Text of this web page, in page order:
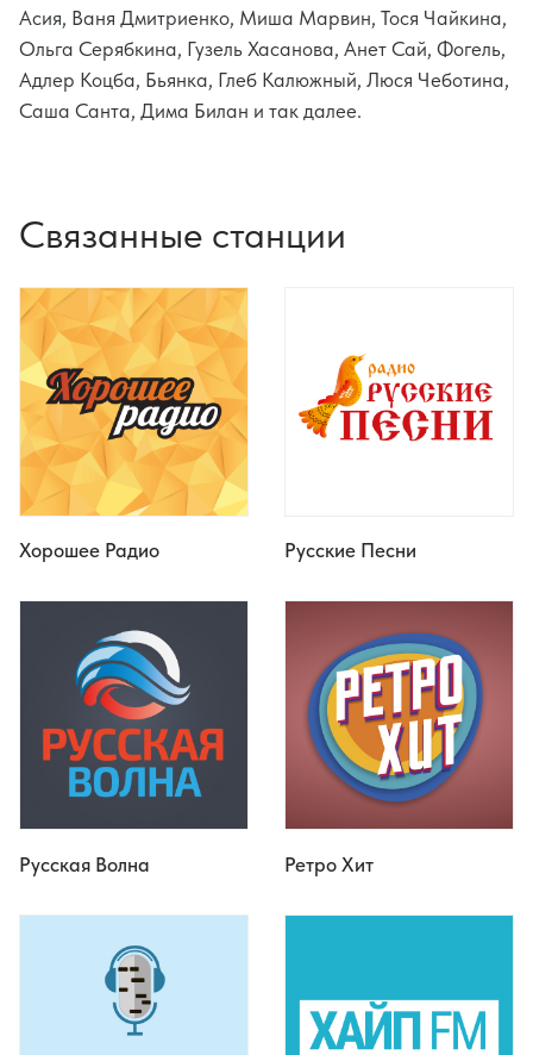
Асия, Ваня Дмитриенко, Миша Марвин, Тося Чайкина,
Ольга Серябкина, Гузель Хасанова, Анет Сай, Фогель,
Адлер Коцба, Бьянка, Глеб Калюжный, Люся Чеботина,
Саша Санта, Дима Билан и так далее.
Связанные станции
Хорошее Радио Русские Песни
Русская Волна Ретро Хит